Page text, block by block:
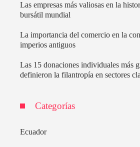
Las empresas más valiosas en la
bursátil mundial
La importancia del comercio en la
imperios antiguos
Las 15 donaciones individuales más
definieron la filantropía en sectores
Categorías
Ecuador